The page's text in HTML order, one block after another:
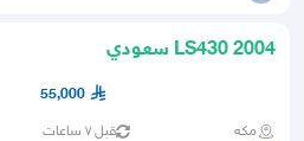
LS430 2004 سعودي
55,000
مكه قبل ٧ ساعات